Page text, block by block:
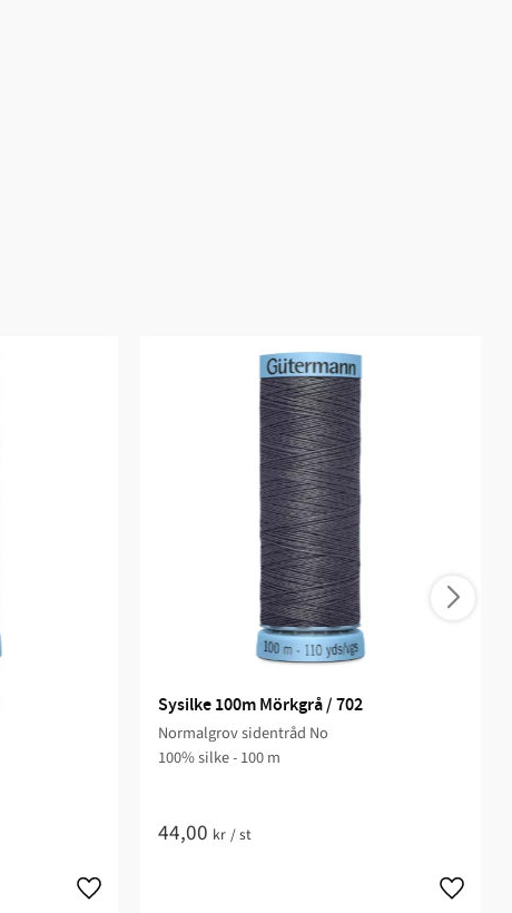
Sysilke 100m Mörkgrå / 702
Normalgrov sidentråd No
100% silke - 100 m
44,00 kr /st